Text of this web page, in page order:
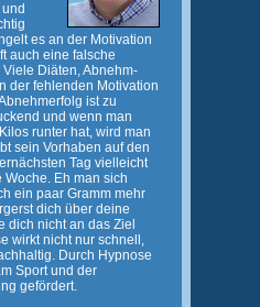
es an der Motivation
auch eine falsche
Diäten, Abnehm-
der fehlenden Motivation
ist zu
und wenn man
runter hat, wird man
sein Vorhaben auf den
Tag vielleicht
Eh man sich
ein paar Gramm mehr
dich über deine
dich nicht an das Ziel
wirkt nicht nur schnell,
Durch Hypnose
Sport und der
gefördert.